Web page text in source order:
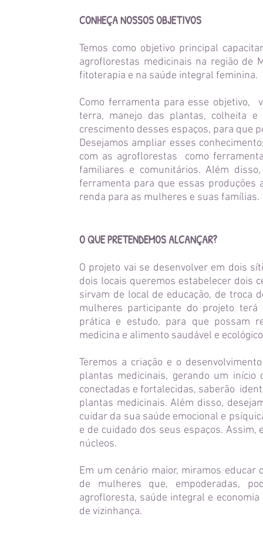
CONHEÇA NOSSOS OBJETIVOS
Temos como objetivo principal
agroflorestas medicinais na região de
fitoterapia e na saúde integral feminina.
Como ferramenta para esse objetivo,
terra, manejo das plantas, colheita e
crescimento desses espaços, para que
Desejamos ampliar esses
com as agroflorestas como
familiares e comunitários. Além
ferramenta para que essas produções
renda para as mulheres e suas famílias.
O QUE PRETENDEMOS ALCANÇAR?
O projeto vai se desenvolver em dois
dois locais queremos estabelecer dois
sirvam de local de educação, de troca
mulheres participante do projeto
prática e estudo, para que possam
medicina e alimento saudável e
Teremos a criação e o
plantas medicinais, gerando um
conectadas e fortalecidas, saberão
plantas medicinais. Além disso,
cuidar da sua saúde emocional e
e de cuidado dos seus espaços.
núcleos.
Em um cenário maior, miramos
de mulheres que, empoderadas,
agrofloresta, saúde integral e
de vizinhança.